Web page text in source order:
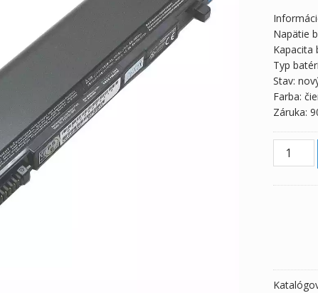
Napätie
Kapacita
Typ
Stav:
Farba:
Záruka:
množstvo
Originálna